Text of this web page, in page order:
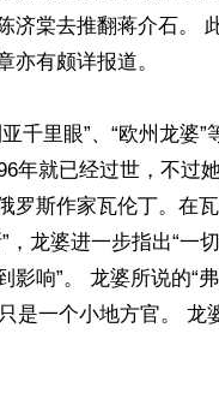
济棠去推翻蒋介石。
亦有颇详报道。
千里眼”、“欧州龙婆
年就已经过世，不过
罗斯作家瓦伦丁。在
，龙婆进一步指出“一
影响”。 龙婆所说的“
是一个小地方官。